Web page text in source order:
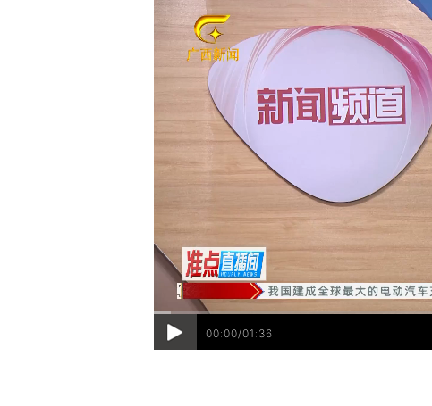
00:00/01:36